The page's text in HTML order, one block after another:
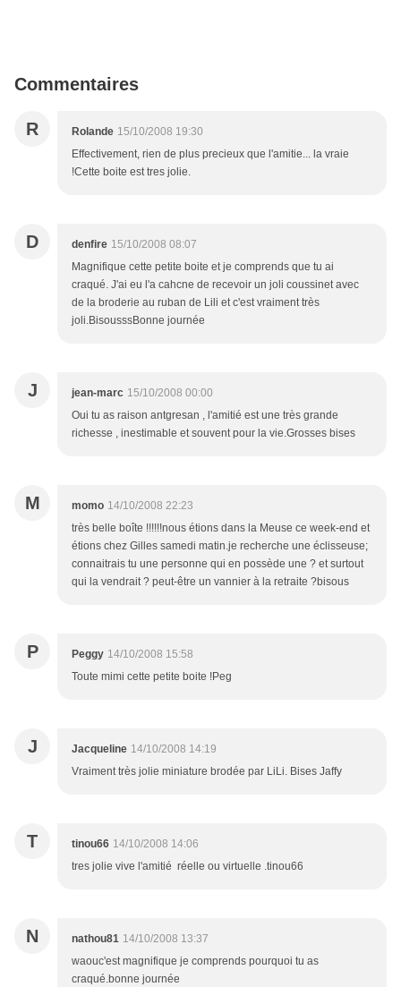
Commentaires
R Rolande 15/10/2008 19:30
Effectivement, rien de plus precieux que l'amitie... la vraie
!Cette boite est tres jolie.
D denfire 15/10/2008 08:07
Magnifique cette petite boite et je comprends que tu ai
craqué. J'ai eu l'a cahcne de recevoir un joli coussinet avec
de la broderie au ruban de Lili et c'est vraiment très
joli.BisousssBonne journée
J jean-marc 15/10/2008 00:00
Oui tu as raison antgresan , l'amitié est une très grande
richesse , inestimable et souvent pour la vie.Grosses bises
M momo 14/10/2008 22:23
très belle boîte !!!!!!nous étions dans la Meuse ce week-end et
étions chez Gilles samedi matin.je recherche une éclisseuse;
connaitrais tu une personne qui en possède une ? et surtout
qui la vendrait ? peut-être un vannier à la retraite ?bisous
P Peggy 14/10/2008 15:58
Toute mimi cette petite boite !Peg
J Jacqueline 14/10/2008 14:19
Vraiment très jolie miniature brodée par LiLi. Bises Jaffy
T tinou66 14/10/2008 14:06
tres jolie vive l'amitié réelle ou virtuelle .tinou66
N nathou81 14/10/2008 13:37
waouc'est magnifique je comprends pourquoi tu as
craqué.bonne journée